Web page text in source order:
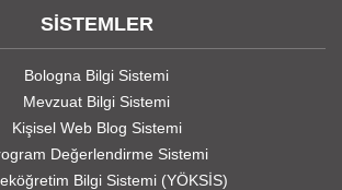
SİSTEMLER
Bologna Bilgi Sistemi
Mevzuat Bilgi Sistemi
Kişisel Web Blog Sistemi
Değerlendirme Sistemi
Bilgi Sistemi (YÖKSİS)